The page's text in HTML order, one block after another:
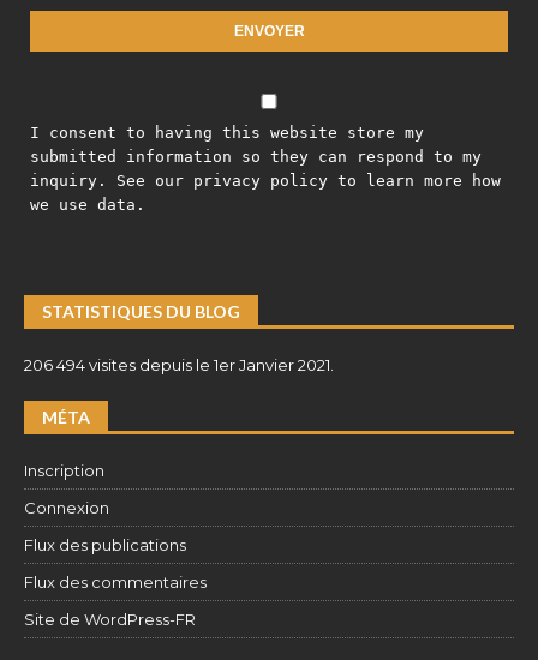
I consent to having this website store my
submitted information so they can respond to my
inquiry. See our privacy policy to learn more how
we use data.
STATISTIQUES DU BLOG
206 494 visites depuis le 1er Janvier 2021.
MÉTA
Inscription
Connexion
Flux des publications
Flux des commentaires
Site de WordPress-FR